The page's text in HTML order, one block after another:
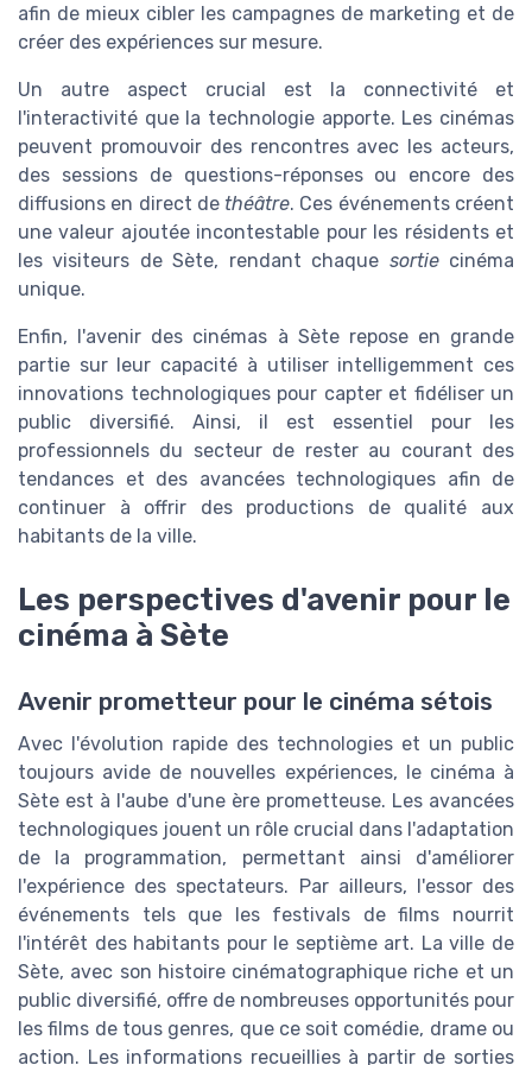
afin de mieux cibler les campagnes de marketing et de
créer des expériences sur mesure.
Un autre aspect crucial est la connectivité et
l'interactivité que la technologie apporte. Les cinémas
peuvent promouvoir des rencontres avec les acteurs,
des sessions de questions-réponses ou encore des
diffusions en direct de théâtre. Ces événements créent
une valeur ajoutée incontestable pour les résidents et
les visiteurs de Sète, rendant chaque sortiecinéma
unique.
Enfin, l'avenir des cinémas à Sète repose en grande
partie sur leur capacité à utiliser intelligemment ces
innovations technologiques pour capter et fidéliser un
public diversifié. Ainsi, il est essentiel pour les
professionnels du secteur de rester au courant des
tendances et des avancées technologiques afin de
continuer à offrir des productions de qualité aux
habitants de la ville.
Les perspectives d'avenir pour le
cinéma à Sète
Avenir prometteur pour le cinéma sétois
Avec l'évolution rapide des technologies et un public
toujours avide de nouvelles expériences, le cinéma à
Sète est à l'aube d'une ère prometteuse. Les avancées
technologiques jouent un rôle crucial dans l'adaptation
de la programmation, permettant ainsi d'améliorer
l'expérience des spectateurs. Par ailleurs, l'essor des
événements tels que les festivals de films nourrit
l'intérêt des habitants pour le septième art. La ville de
Sète, avec son histoire cinématographique riche et un
public diversifié, offre de nombreuses opportunités pour
les films de tous genres, que ce soit comédie, drame ou
action. Les informations recueillies à partir de sorties